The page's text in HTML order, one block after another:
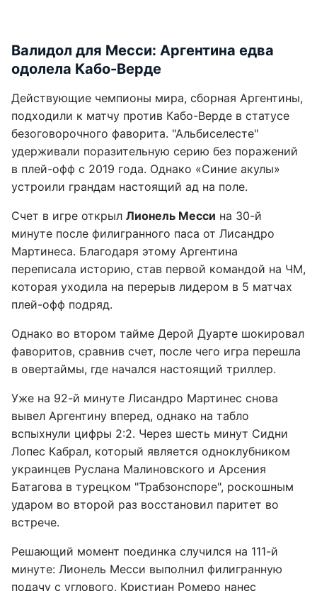
Валидол для Месси: Аргентина едва
одолела Кабо-Верде
Действующие чемпионы мира, сборная Аргентины,
подходили к матчу против Кабо-Верде в статусе
безоговорочного фаворита. "Альбиселесте"
удерживали поразительную серию без поражений
в плей-офф с 2019 года. Однако «Синие акулы»
устроили грандам настоящий ад на поле.
Счет в игре открыл Лионель Месси на 30-й
минуте после филигранного паса от Лисандро
Мартинеса. Благодаря этому Аргентина
переписала историю, став первой командой на ЧМ,
которая уходила на перерыв лидером в 5 матчах
плей-офф подряд.
Однако во втором тайме Дерой Дуарте шокировал
фаворитов, сравнив счет, после чего игра перешла
в овертаймы, где начался настоящий триллер.
Уже на 92-й минуте Лисандро Мартинес снова
вывел Аргентину вперед, однако на табло
вспыхнули цифры 2:2. Через шесть минут Сидни
Лопес Кабрал, который является одноклубником
украинцев Руслана Малиновского и Арсения
Батагова в турецком "Трабзонспоре", роскошным
ударом во второй раз восстановил паритет во
встрече.
Решающий момент поединка случился на 111-й
минуте: Лионель Месси выполнил филигранную
подачу с углового, Кристиан Ромеро нанес